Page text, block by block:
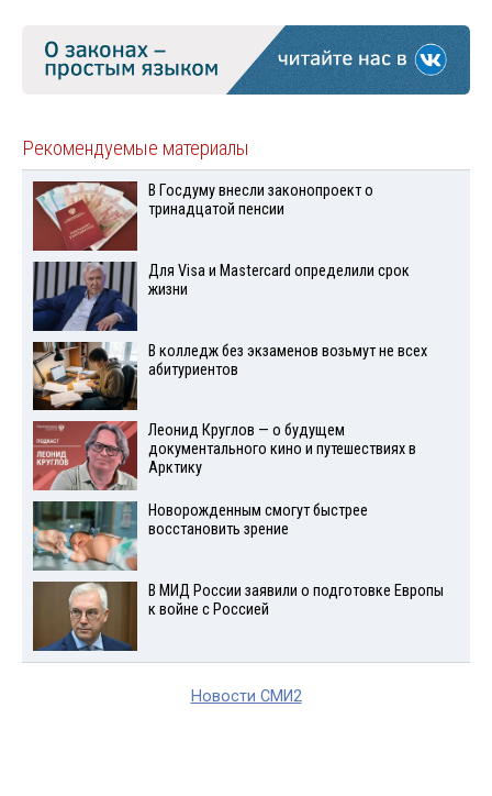
Рекомендуемые материалы
В Госдуму внесли законопроект о
тринадцатой пенсии
Для Visа и Mastercard определили срок
жизни
В колледж без экзаменов возьмут не всех
абитуриентов
Леонид Круглов — о будущем
документального кино и путешествиях в
Арктику
Новорожденным смогут быстрее
восстановить зрение
В МИД России заявили о подготовке Европы
к войне с Россией
Новости СМИ2